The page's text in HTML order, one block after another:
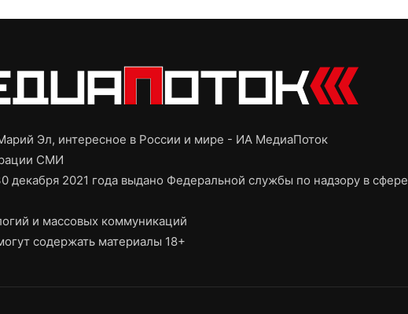
Эл, интересное в России и мире - ИА МедиаПоток
СМИ
2021 года выдано Федеральной службы по надзору в сфере
и массовых коммуникаций
содержать материалы 18+